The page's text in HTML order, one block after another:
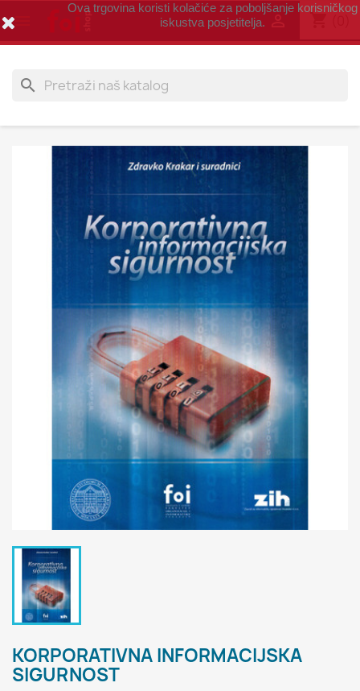
 
search
KORPORATIVNA INFORMACIJSKA
SIGURNOST
Ova trgovina koristi kolačiće za poboljšanje korisničkog
iskustva posjetitelja.